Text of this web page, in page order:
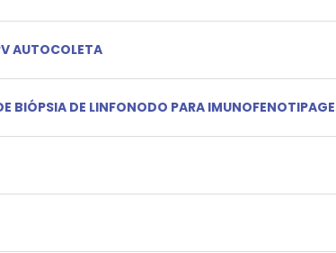
AUTOCOLETA
BIÓPSIA DE LINFONODO PARA